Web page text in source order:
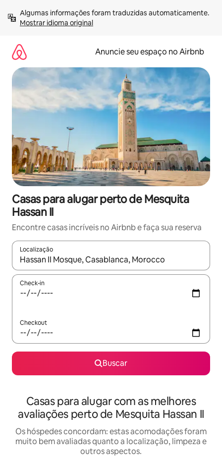
para
Mostrar idioma original
Anuncie seu espaço no Airbnb
Casas para alugar perto de Mesquita
Hassan II
Encontre casas incríveis no Airbnb e faça sua reserva
Localização
Quando os resultados estiverem disponíveis, explore-os
Check-in
Checkout
Buscar
Casas para alugar com as melhores
avaliações perto de Mesquita Hassan II
Os hóspedes concordam: estas acomodações foram
muito bem avaliadas quanto a localização, limpeza e
outros aspectos.